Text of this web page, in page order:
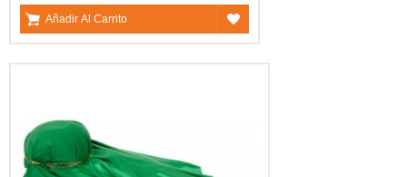
Añadir Al Carrito